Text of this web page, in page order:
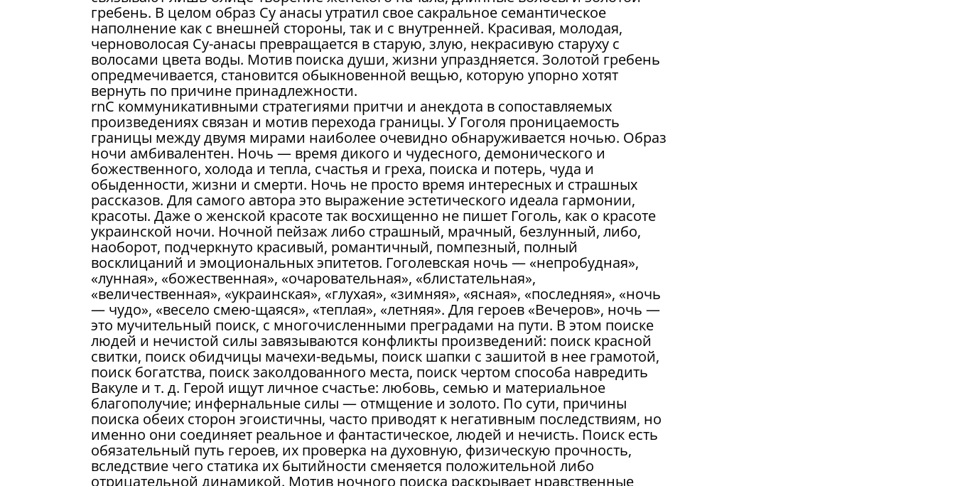
гребень. В целом образ Су анасы утратил свое сакральное семантическое
наполнение как с внешней стороны, так и с внутренней. Красивая, молодая,
черноволосая Су-анасы превращается в старую, злую, некрасивую старуху с
волосами цвета воды. Мотив поиска души, жизни упраздняется. Золотой гребень
опредмечивается, становится обыкновенной вещью, которую упорно хотят
вернуть по причине принадлежности.
rnС коммуникативными стратегиями притчи и анекдота в сопоставляемых
произведениях связан и мотив перехода границы. У Гоголя проницаемость
границы между двумя мирами наиболее очевидно обнаруживается ночью. Образ
ночи амбивалентен. Ночь — время дикого и чудесного, демонического и
божественного, холода и тепла, счастья и греха, поиска и потерь, чуда и
обыденности, жизни и смерти. Ночь не просто время интересных и страшных
рассказов. Для самого автора это выражение эстетического идеала гармонии,
красоты. Даже о женской красоте так восхищенно не пишет Гоголь, как о красоте
украинской ночи. Ночной пейзаж либо страшный, мрачный, безлунный, либо,
наоборот, подчеркнуто красивый, романтичный, помпезный, полный
восклицаний и эмоциональных эпитетов. Гоголевская ночь — «непробудная»,
«лунная», «божественная», «очаровательная», «блистательная»,
«величественная», «украинская», «глухая», «зимняя», «ясная», «последняя», «ночь
— чудо», «весело смею-щаяся», «теплая», «летняя». Для героев «Вечеров», ночь —
это мучительный поиск, с многочисленными преградами на пути. В этом поиске
людей и нечистой силы завязываются конфликты произведений: поиск красной
свитки, поиск обидчицы мачехи-ведьмы, поиск шапки с зашитой в нее грамотой,
поиск богатства, поиск заколдованного места, поиск чертом способа навредить
Вакуле и т. д. Герой ищут личное счастье: любовь, семью и материальное
благополучие; инфернальные силы — отмщение и золото. По сути, причины
поиска обеих сторон эгоистичны, часто приводят к негативным последствиям, но
именно они соединяет реальное и фантастическое, людей и нечисть. Поиск есть
обязательный путь героев, их проверка на духовную, физическую прочность,
вследствие чего статика их бытийности сменяется положительной либо
отрицательной динамикой. Мотив ночного поиска раскрывает нравственные